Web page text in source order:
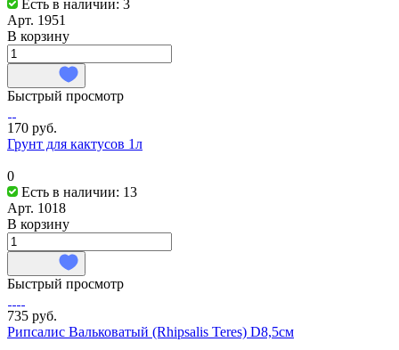
Есть в наличии: 3
Арт. 1951
В корзину
Быстрый просмотр
170 руб.
Грунт для кактусов 1л
0
Есть в наличии: 13
Арт. 1018
В корзину
Быстрый просмотр
735 руб.
Рипсалис Вальковатый (Rhipsalis Teres) D8,5см